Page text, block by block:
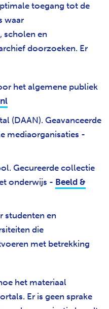
toegang tot de
waar
scholen en
doorzoeken. Er
het algemene publiek
(DAAN). Geavanceerde
mediaorganisaties -
Gecureerde collectie
onderwijs - Beeld &
studenten en
die
met betrekking
het materiaal
Er is geen sprake